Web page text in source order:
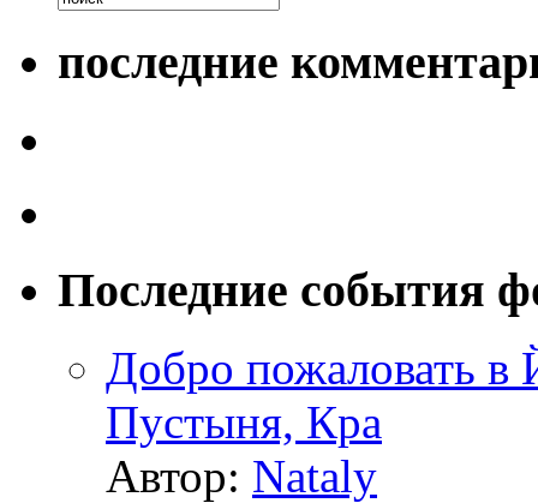
последние
Последние события
Добро пожаловать
Пустыня, Кра
Автор: Nataly